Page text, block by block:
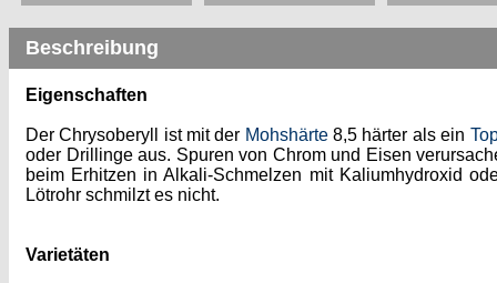
Beschreibung
Eigenschaften
Der Chrysoberyll ist mit der Mohshärte8,5 härter als ein
oder Drillinge aus. Spuren von Chrom und Eisen
beim Erhitzen in Alkali-Schmelzen mit Kaliumhydroxid
Lötrohr schmilzt es nicht.
Varietäten